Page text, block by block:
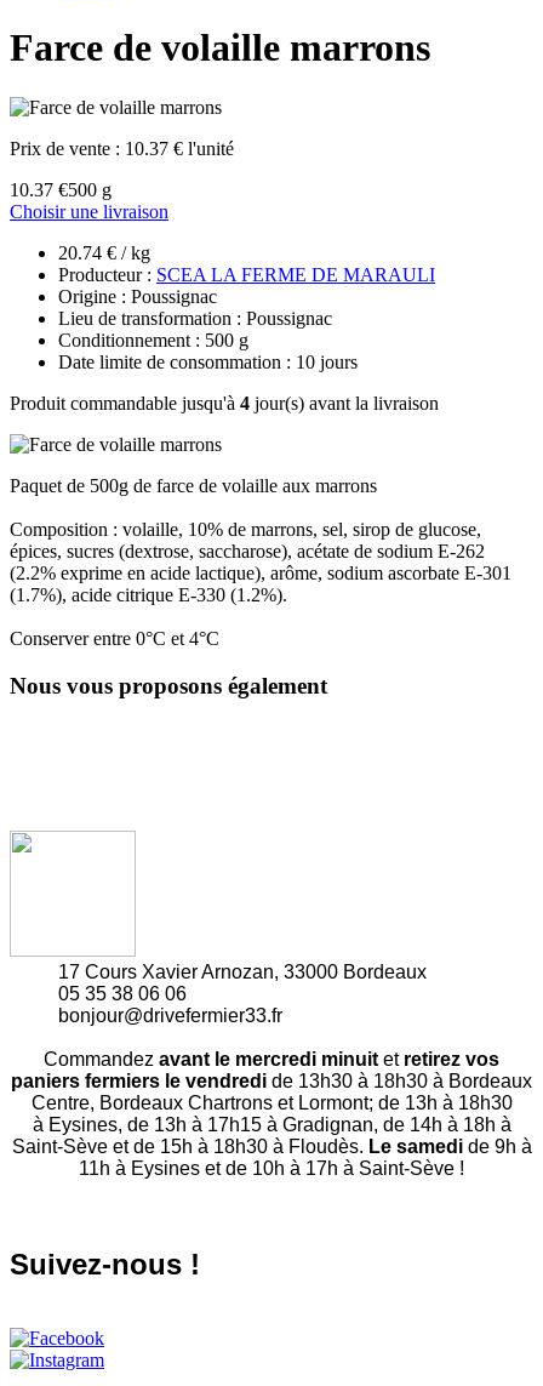
Farce de volaille marrons
Prix de vente : 10.37 € l'unité
10.37 €500 g
Choisir une livraison
20.74 € / kg
Producteur : SCEA LA FERME DE MARAULI
Origine : Poussignac
Lieu de transformation : Poussignac
Conditionnement : 500 g
Date limite de consommation : 10 jours
Produit commandable jusqu'à 4 jour(s) avant la livraison
Paquet de 500g de farce de volaille aux marrons
Composition : volaille, 10% de marrons, sel, sirop de glucose,
épices, sucres (dextrose, saccharose), acétate de sodium E-262
(2.2% exprime en acide lactique), arôme, sodium ascorbate E-301
(1.7%), acide citrique E-330 (1.2%).
Conserver entre 0°C et 4°C
Nous vous proposons également
17 Cours Xavier Arnozan, 33000 Bordeaux
05 35 38 06 06
bonjour@drivefermier33.fr
Commandez avant le mercredi minuit et retirez vos
paniers fermiers le vendredi de 13h30 à 18h30 à Bordeaux
Centre, Bordeaux Chartrons et Lormont; de 13h à 18h30
à Eysines, de 13h à 17h15 à Gradignan, de 14h à 18h à
Saint-Sève et de 15h à 18h30 à Floudès. Le samedi de 9h à
11h à Eysines et de 10h à 17h à Saint-Sève !
Suivez-nous !